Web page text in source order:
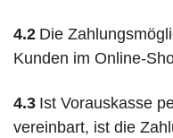
4.2 Die
Kunden im Online-
4.3 Ist Vorauskasse
vereinbart, ist die